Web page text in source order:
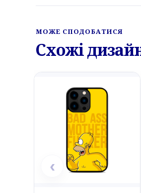
МОЖЕ СПОДОБАТИСЯ
Схожі
‹